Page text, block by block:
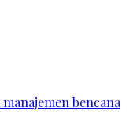
bencana